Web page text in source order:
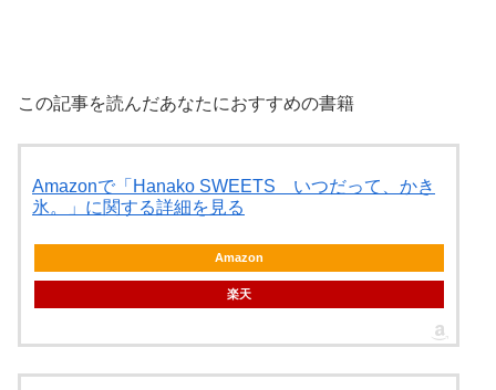
この記事を読んだあなたにおすすめの書籍
Amazonで「Hanako SWEETS いつだって、かき
氷。」に関する詳細を見る
Amazon
楽天